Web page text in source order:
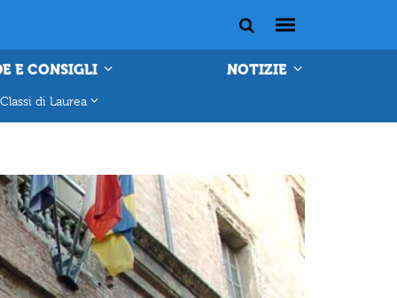
E CONSIGLI
NOTIZIE
Classi di Laurea